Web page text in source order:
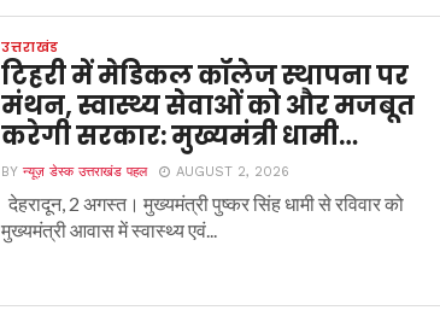
उत्तराखंड
टिहरी में मेडिकल कॉलेज स्थापना पर
मंथन, स्वास्थ्य सेवाओं को और मजबूत
करेगी सरकार: मुख्यमंत्री धामी…
BYन्यूज़ डेस्क उत्तराखंड पहल AUGUST 2, 2026
देहरादून, 2 अगस्त। मुख्यमंत्री पुष्कर सिंह धामी से रविवार को
मुख्यमंत्री आवास में स्वास्थ्य एवं...